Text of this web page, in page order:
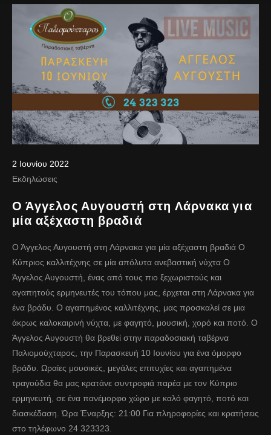
2 Ιουνίου 2022
Εκδηλώσεις
Ο Άγγελος Αυγουστή στη Λάρνακα για
μία αξέχαστη βραδιά
Ο Άγγελος Αυγουστή στη Λάρνακα για μία αξέχαστη βραδιά Ο
Κύπριος καλλιτέχνης σε μία απόλυτα ανεβαστική νύχτα Ο
Άγγελος Αυγουστή, ένας από τους πιο ξεχωριστούς και
αγαπητούς ερμηνευτές του τόπου μας, έρχεται στη Λάρνακα για
ένα βράδυ. Ο αγαπημένος καλλιτέχνης, μας προσκαλεί σε μια
άκρως καλοκαιρινή νύχτα, με φαγητό, μουσική, χορό και ποτό. Ο
Άγγελος Αυγουστή θα βρεθεί στην παραδοσιακή ταβέρνα
Παλιομούχταρος, την Παρασκευή 10 Ιουνίου για ένα όμορφο
βράδυ. Ωραίες μουσικές, μεγάλες επιτυχίες και αγαπημένα
τραγούδια θα μας κρατάνε συντροφιά παρέα με τον Κύπριο
ερμηνευτή, σε ένα πανέμορφο χώρο με καλό φαγητό, ποτό και
διασκέδαση. Ώρα Έναρξης: 21:00 Για πληροφορίες και κρατήσεις
στο τηλέφωνο 24 323323.